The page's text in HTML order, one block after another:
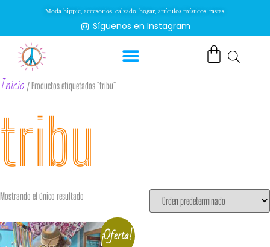
Moda hippie, accesorios, calzado, hogar, artículos místicos, rastas.
Síguenos en Instagram
Inicio / Productos etiquetados “tribu”
tribu
Mostrando el único resultado
¡Oferta!